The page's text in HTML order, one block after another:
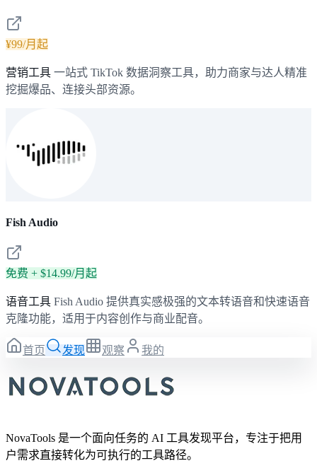
¥99/月起
营销工具 一站式 TikTok 数据洞察工具，助力商家与达人精准
挖掘爆品、连接头部资源。
Fish Audio
免费 + $14.99/月起
语音工具 Fish Audio 提供真实感极强的文本转语音和快速语音
克隆功能，适用于内容创作与商业配音。
首页 发现 观察 我的
NovaTools 是一个面向任务的 AI 工具发现平台，专注于把用
户需求直接转化为可执行的工具路径。